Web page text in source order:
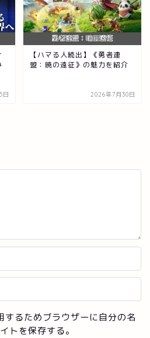
日
【ハマる人続出】《勇者連
盟：暁の遠征》の魅力を紹介
2026年7月30日
するためブラウザーに自分の名
トを保存する。